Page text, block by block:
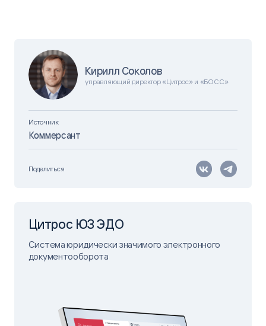
Кирилл Соколов
управляющий директор «Цитрос» и «БОСС»
Источник
Коммерсант
Поделиться
Цитрос ЮЗ ЭДО
Система юридически значимого электронного
документооборота